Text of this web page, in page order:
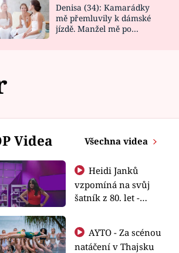
Denisa (34): Kamarádky
mě přemluvily k dámské
jízdě. Manžel mě po
Videa Všechna videa
Heidi Janků
vzpomíná na svůj
šatník z 80. let -
natáčení v Thajsku